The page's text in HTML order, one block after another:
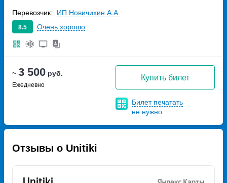
~ 3 500 руб.
Ежедневно
Купить билет
Билет печатать
не нужно
8.5 Очень хорошо
Перевозчик: ИП Новичихин А.А.
Отзывы о Unitiki